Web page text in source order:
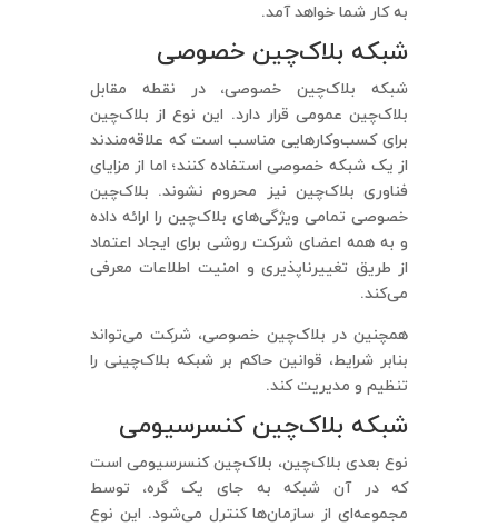
به کار شما خواهد آمد.
شبکه بلاک‌چین خصوصی
شبکه بلاک‌چین خصوصی، در نقطه مقابل
بلاک‌چین عمومی قرار دارد. این نوع از بلاک‌چین
برای کسب‌وکارهایی مناسب است که علاقه‌مندند
از یک شبکه خصوصی استفاده کنند؛ اما از مزایای
فناوری بلاک‌چین نیز محروم نشوند. بلاک‌چین
خصوصی تمامی ویژگی‌های بلاک‌چین را ارائه داده
و به همه اعضای شرکت روشی برای ایجاد اعتماد
از طریق تغییرناپذیری و امنیت اطلاعات معرفی
می‌کند.
همچنین در بلاک‌چین خصوصی، شرکت می‌تواند
بنابر شرایط، قوانین حاکم بر شبکه بلاک‌چینی را
تنظیم و مدیریت کند.
شبکه بلاک‌چین کنسرسیومی
نوع بعدی بلاک‌چین، بلاک‌چین کنسرسیومی است
که در آن شبکه به جای یک گره، توسط
مجموعه‌ای از سازمان‌ها کنترل می‌شود. این نوع